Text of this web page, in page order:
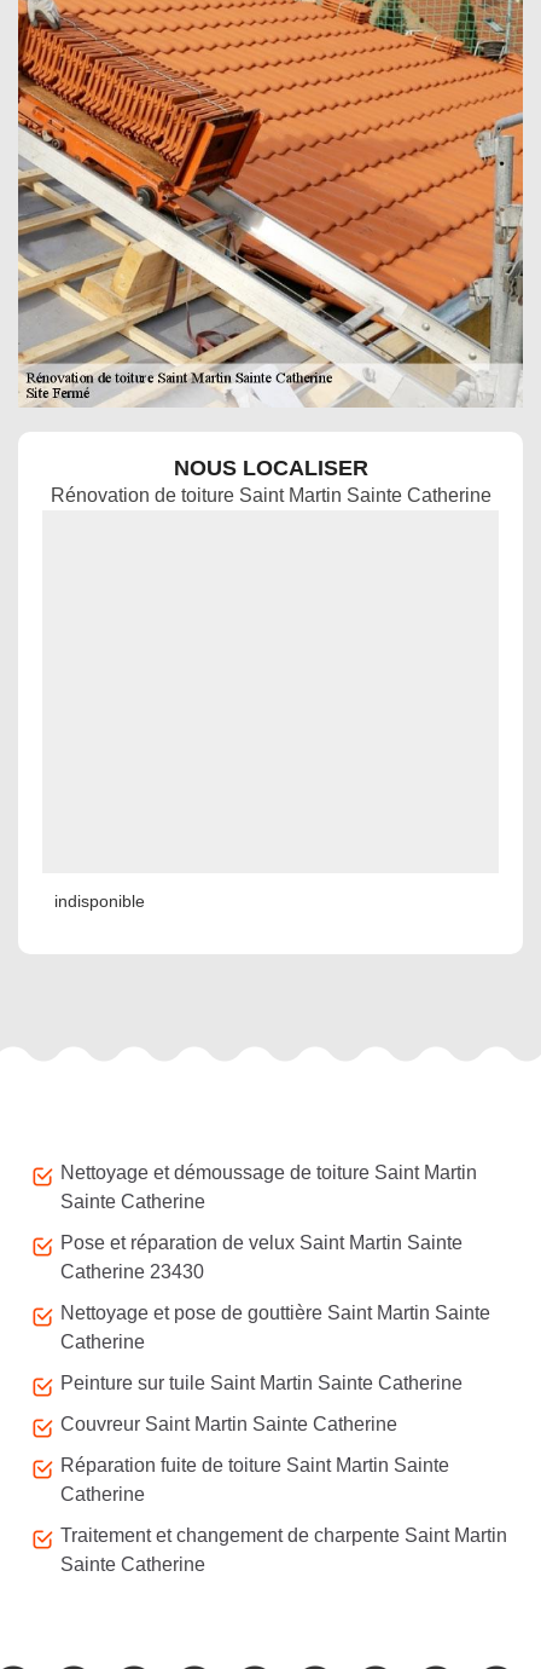
NOUS LOCALISER
Rénovation de toiture Saint Martin Sainte Catherine
indisponible
Nettoyage et démoussage de toiture Saint Martin
Sainte Catherine
Pose et réparation de velux Saint Martin Sainte
Catherine 23430
Nettoyage et pose de gouttière Saint Martin Sainte
Catherine
Peinture sur tuile Saint Martin Sainte Catherine
Couvreur Saint Martin Sainte Catherine
Réparation fuite de toiture Saint Martin Sainte
Catherine
Traitement et changement de charpente Saint Martin
Sainte Catherine